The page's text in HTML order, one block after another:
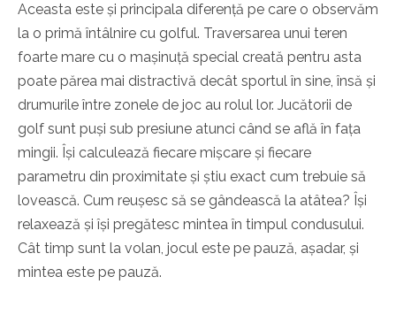
Aceasta este și principala diferență pe care o observăm
la o primă întâlnire cu golful. Traversarea unui teren
foarte mare cu o mașinuță special creată pentru asta
poate părea mai distractivă decât sportul în sine, însă și
drumurile între zonele de joc au rolul lor. Jucătorii de
golf sunt puși sub presiune atunci când se află în fața
mingii. Își calculează fiecare mișcare și fiecare
parametru din proximitate și știu exact cum trebuie să
lovească. Cum reușesc să se gândească la atâtea? Își
relaxează și își pregătesc mintea în timpul condusului.
Cât timp sunt la volan, jocul este pe pauză, așadar, și
mintea este pe pauză.